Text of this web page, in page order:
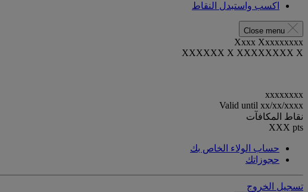
اكسب واستبدل النقاط
Close menu
Xxxx Xxxxxxxxx
XXXXXX X XXXXXXXX X
xxxxxxxx
Valid until xx/xx/xxxx
نقاط المكافآت
XXX pts
حساب الولاء الخاص بك
حجوزاتك
تسجيل الخروج